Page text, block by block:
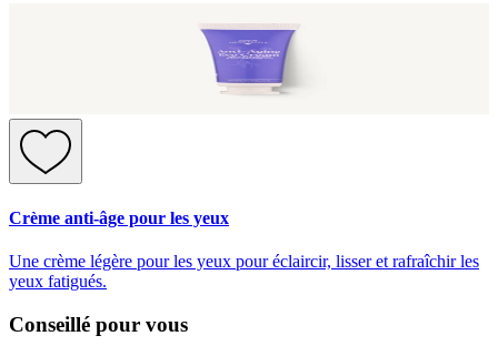
Crème anti-âge pour les yeux
Une crème légère pour les yeux pour éclaircir, lisser et rafraîchir les
yeux fatigués.
Conseillé pour vous